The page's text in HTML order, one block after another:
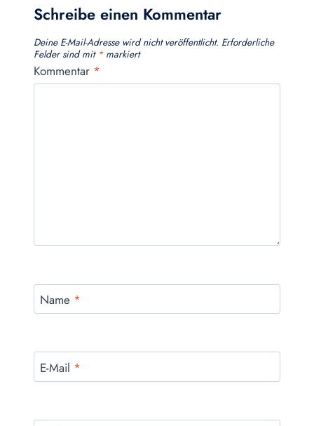
Schreibe einen Kommentar
Deine E-Mail-Adresse wird nicht veröffentlicht. Erforderliche
Felder sind mit *markiert
Kommentar *
Name *
E-Mail *